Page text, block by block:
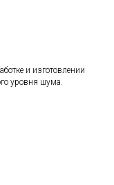
и изготовлении
уровня шума.